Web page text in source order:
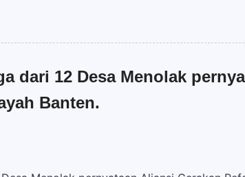
dari 12 Desa Menolak
Banten.